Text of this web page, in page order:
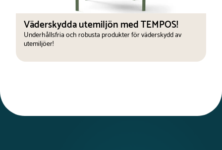
Väderskydda utemiljön med TEMPOS!
Underhållsfria och robusta produkter för väderskydd av
utemiljöer!